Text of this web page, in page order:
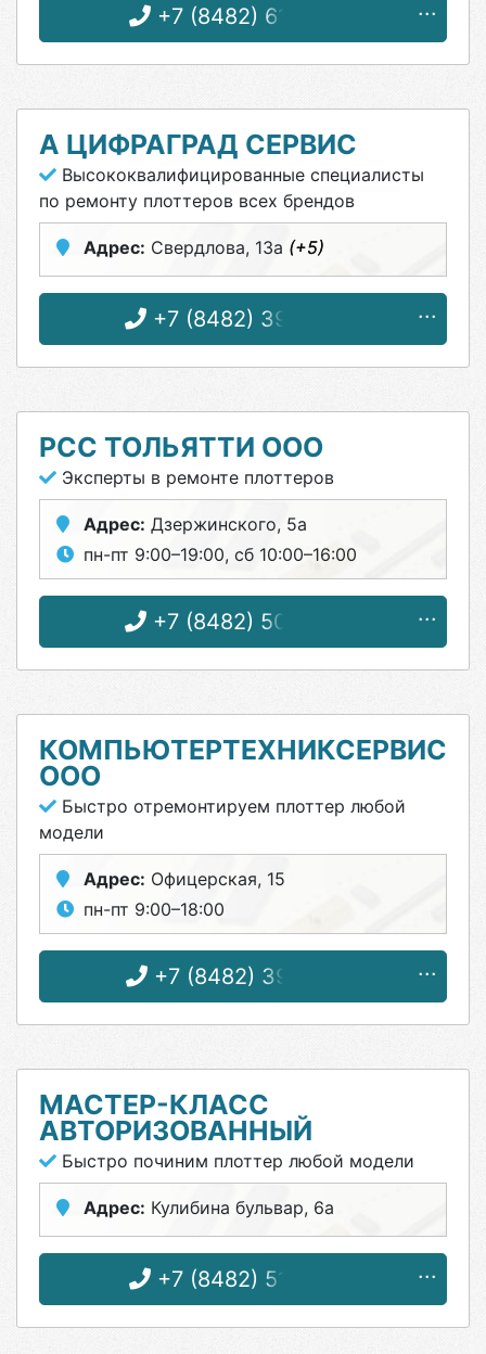
+7 (8482) 61-36-61
А ЦИФРАГРАД СЕРВИС
Высококвалифицированные специалисты
по ремонту плоттеров всех брендов
Адрес: Свердлова, 13а (+5)
+7 (8482) 39-53-00
РСС ТОЛЬЯТТИ ООО
Эксперты в ремонте плоттеров
Адрес: Дзержинского, 5а
пн-пт 9:00–19:00, сб 10:00–16:00
+7 (8482) 50-44-53
КОМПЬЮТЕРТЕХНИКСЕРВИС
ООО
Быстро отремонтируем плоттер любой
модели
Адрес: Офицерская, 15
пн-пт 9:00–18:00
+7 (8482) 39-66-39
МАСТЕР-КЛАСС
АВТОРИЗОВАННЫЙ
Быстро починим плоттер любой модели
Адрес: Кулибина бульвар, 6а
+7 (8482) 51-57-92